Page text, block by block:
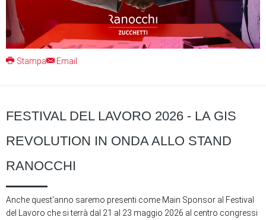
Stampa Email
FESTIVAL DEL LAVORO 2026 - LA GIS
REVOLUTION IN ONDA ALLO STAND
RANOCCHI
Anche quest'anno saremo presenti come Main Sponsor al Festival
del Lavoro che si terrà dal 21 al 23 maggio 2026 al centro congressi